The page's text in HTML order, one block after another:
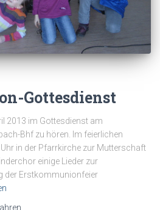
Gottesdienst
2013 im Gottesdienst am
Bhf zu hören. Im feierlichen
in der Pfarrkirche zur Mutterschaft
einige Lieder zur
der Erstkommunionfeier